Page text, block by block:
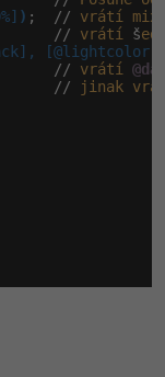
) ;  // vrátí
mix
// vrátí š
[@lightcolor:
//
vrátí
//
jinak